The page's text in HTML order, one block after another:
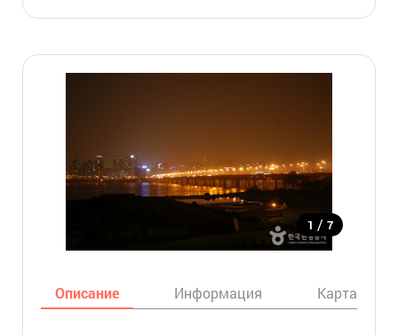
1 / 7
Описание Информация Карта